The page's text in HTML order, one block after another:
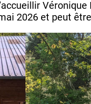
2026 et peut